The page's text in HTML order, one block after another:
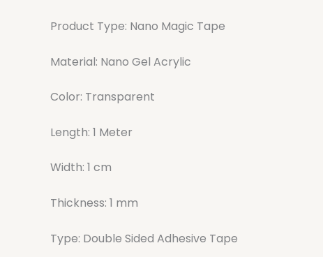
Product Type: Nano Magic Tape
Material: Nano Gel Acrylic
Color: Transparent
Length: 1 Meter
Width: 1 cm
Thickness: 1 mm
Type: Double Sided Adhesive Tape